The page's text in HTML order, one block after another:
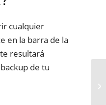
cualquier
en la barra de la
resultará
de tu